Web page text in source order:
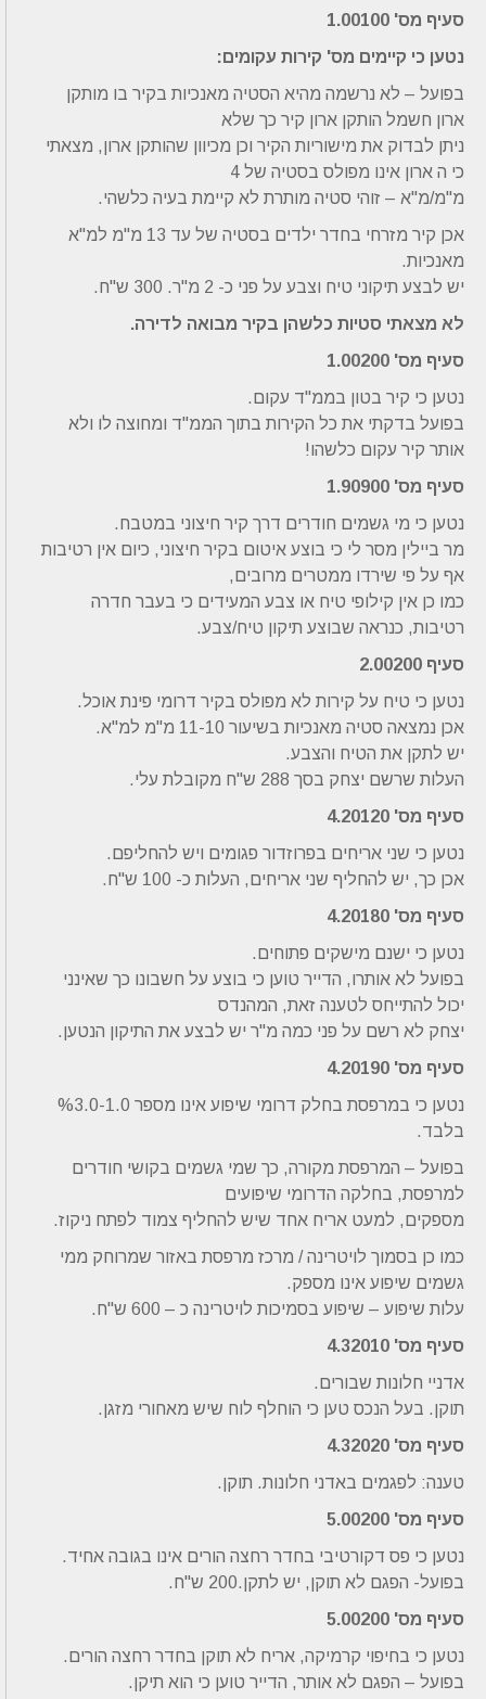
סעיף מס' 1.00100
נטען כי קיימים מס' קירות עקומים:
בפועל – לא נרשמה מהיא הסטיה מאנכיות בקיר בו מותקן
ארון חשמל הותקן ארון קיר כך שלא
ניתן לבדוק את מישוריות הקיר וכן מכיוון שהותקן ארון, מצאתי
כי ה ארון אינו מפולס בסטיה של 4
מ"מ/מ"א – זוהי סטיה מותרת לא קיימת בעיה כלשהי.
אכן קיר מזרחי בחדר ילדים בסטיה של עד 13 מ"מ למ"א
מאנכיות.
יש לבצע תיקוני טיח וצבע על פני כ- 2 מ"ר. 300 ש"ח.
לא מצאתי סטיות כלשהן בקיר מבואה לדירה.
סעיף מס' 1.00200
נטען כי קיר בטון בממ"ד עקום.
בפועל בדקתי את כל הקירות בתוך הממ"ד ומחוצה לו ולא
אותר קיר עקום כלשהו!
סעיף מס' 1.90900
נטען כי מי גשמים חודרים דרך קיר חיצוני במטבח.
מר ביילין מסר לי כי בוצע איטום בקיר חיצוני, כיום אין רטיבות
אף על פי שירדו ממטרים מרובים,
כמו כן אין קילופי טיח או צבע המעידים כי בעבר חדרה
רטיבות, כנראה שבוצע תיקון טיח/צבע.
סעיף 2.00200
נטען כי טיח על קירות לא מפולס בקיר דרומי פינת אוכל.
אכן נמצאה סטיה מאנכיות בשיעור 11-10 מ"מ למ"א.
יש לתקן את הטיח והצבע.
העלות שרשם יצחק בסך 288 ש"ח מקובלת עלי.
סעיף מס' 4.20120
נטען כי שני אריחים בפרוזדור פגומים ויש להחליפם.
אכן כך, יש להחליף שני אריחים, העלות כ- 100 ש"ח.
סעיף מס' 4.20180
נטען כי ישנם מישקים פתוחים.
בפועל לא אותרו, הדייר טוען כי בוצע על חשבונו כך שאינני
יכול להתייחס לטענה זאת, המהנדס
יצחק לא רשם על פני כמה מ"ר יש לבצע את התיקון הנטען.
סעיף מס' 4.20190
נטען כי במרפסת בחלק דרומי שיפוע אינו מספר %3.0-1.0
בלבד.
בפועל – המרפסת מקורה, כך שמי גשמים בקושי חודרים
למרפסת, בחלקה הדרומי שיפועים
מספקים, למעט אריח אחד שיש להחליף צמוד לפתח ניקוז.
כמו כן בסמוך לויטרינה / מרכז מרפסת באזור שמרוחק ממי
גשמים שיפוע אינו מספק.
עלות שיפוע – שיפוע בסמיכות לויטרינה כ – 600 ש"ח.
סעיף מס' 4.32010
אדניי חלונות שבורים.
תוקן. בעל הנכס טען כי הוחלף לוח שיש מאחורי מזגן.
סעיף מס' 4.32020
טענה: לפגמים באדני חלונות. תוקן.
סעיף מס' 5.00200
נטען כי פס דקורטיבי בחדר רחצה הורים אינו בגובה אחיד.
בפועל- הפגם לא תוקן, יש לתקן.200 ש"ח.
סעיף מס' 5.00200
נטען כי בחיפוי קרמיקה, אריח לא תוקן בחדר רחצה הורים.
בפועל – הפגם לא אותר, הדייר טוען כי הוא תיקן.